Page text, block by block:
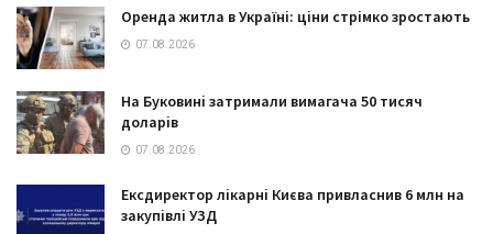
Оренда житла в Україні: ціни стрімко зростають
07.08.2026
На Буковині затримали вимагача 50 тисяч
доларів
07.08.2026
Ексдиректор лікарні Києва привласнив 6 млн на
закупівлі УЗД